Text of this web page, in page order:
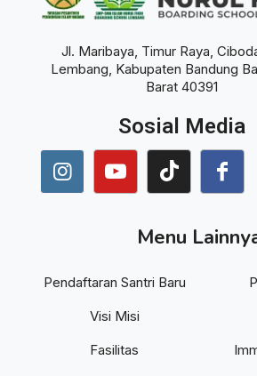
Jl. Maribaya, Timur Raya,
Lembang, Kabupaten Bandung
Barat 40391
Sosial Media
Menu
Pendaftaran Santri Baru
Visi Misi
Fasilitas